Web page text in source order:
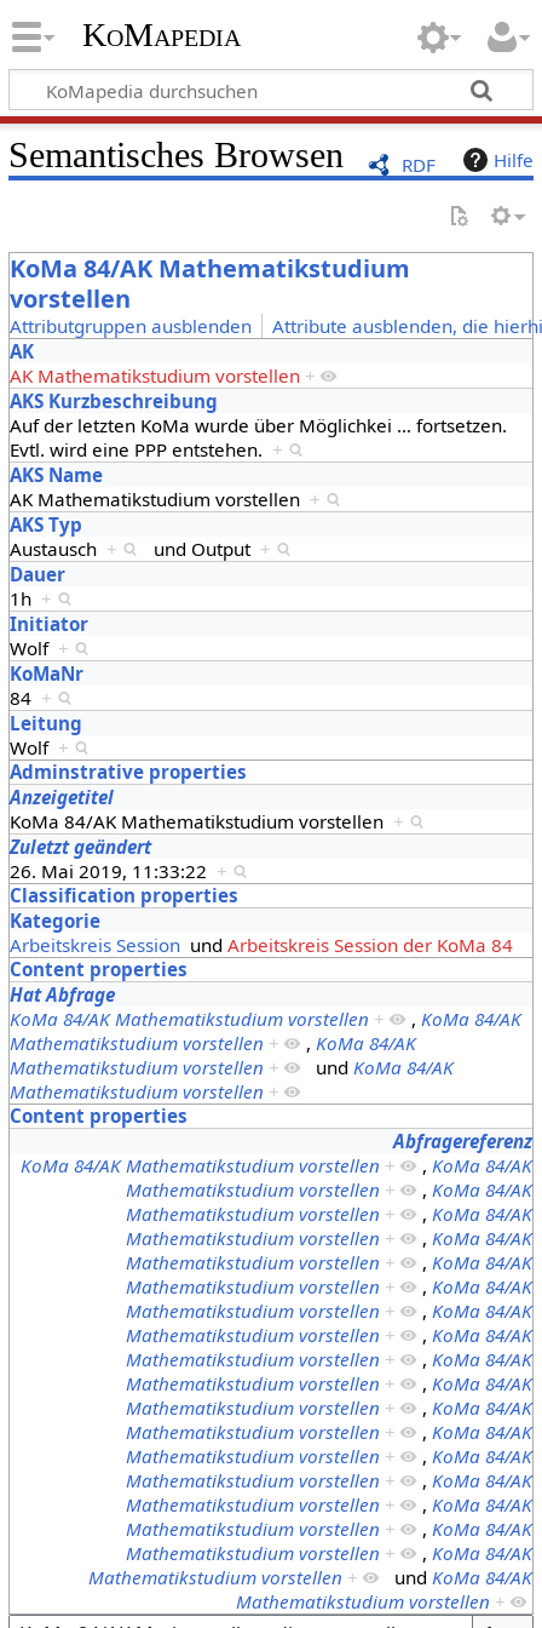
KoMapedia
RDF Hilfe
Semantisches Browsen
KoMa 84/AK Mathematikstudium
vorstellen
Attributgruppen ausblenden
Attribute ausblenden, die
AK
AK Mathematikstudium vorstellen +
AKS Kurzbeschreibung
Auf der letzten KoMa wurde über Möglichkei … fortsetzen.
Evtl. wird eine PPP entstehen. +
AKS Name
AK Mathematikstudium vorstellen +
AKS Typ
Austausch + und Output +
Dauer
1h +
Initiator
Wolf +
KoMaNr
84 +
Leitung
Wolf +
Adminstrative properties
Anzeigetitel
KoMa 84/AK Mathematikstudium vorstellen +
Zuletzt geändert
26. Mai 2019, 11:33:22 +
Classification properties
Kategorie
Arbeitskreis Sessionund Arbeitskreis Session der KoMa 84
Content properties
Hat Abfrage
KoMa 84/AK Mathematikstudium vorstellen + , KoMa 84/AK
Mathematikstudium vorstellen + , KoMa 84/AK
Mathematikstudium vorstellen + und KoMa 84/AK
Mathematikstudium vorstellen +
Content properties
Abfragereferenz
KoMa 84/AK Mathematikstudium vorstellen + , KoMa 84/AK
Mathematikstudium vorstellen + , KoMa 84/AK
Mathematikstudium vorstellen + , KoMa 84/AK
Mathematikstudium vorstellen + , KoMa 84/AK
Mathematikstudium vorstellen + , KoMa 84/AK
Mathematikstudium vorstellen + , KoMa 84/AK
Mathematikstudium vorstellen + , KoMa 84/AK
Mathematikstudium vorstellen + , KoMa 84/AK
Mathematikstudium vorstellen + , KoMa 84/AK
Mathematikstudium vorstellen + , KoMa 84/AK
Mathematikstudium vorstellen + , KoMa 84/AK
Mathematikstudium vorstellen + , KoMa 84/AK
Mathematikstudium vorstellen + , KoMa 84/AK
Mathematikstudium vorstellen + , KoMa 84/AK
Mathematikstudium vorstellen + , KoMa 84/AK
Mathematikstudium vorstellen + , KoMa 84/AK
Mathematikstudium vorstellen + , KoMa 84/AK
Mathematikstudium vorstellen + und KoMa 84/AK
Mathematikstudium vorstellen +